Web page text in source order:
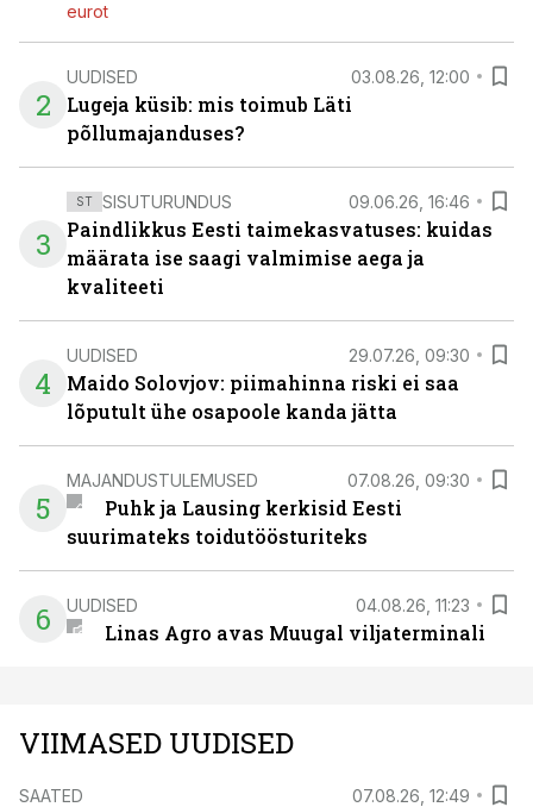
eurot
2
UUDISED 03.08.26, 12:00
Lugeja küsib: mis toimub Läti
põllumajanduses?
3
ST SISUTURUNDUS 09.06.26, 16:46
Paindlikkus Eesti taimekasvatuses: kuidas
määrata ise saagi valmimise aega ja
kvaliteeti
4
UUDISED 29.07.26, 09:30
Maido Solovjov: piimahinna riski ei saa
lõputult ühe osapoole kanda jätta
5
MAJANDUSTULEMUSED 07.08.26, 09:30
Puhk ja Lausing kerkisid Eesti
suurimateks toidutöösturiteks
6 UUDISED 04.08.26, 11:23
Linas Agro avas Muugal viljaterminali
VIIMASED UUDISED
SAATED 07.08.26, 12:49